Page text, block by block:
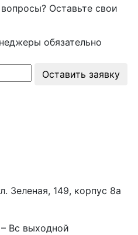
Оставьте свои
обязательно
Оставить заявку
Зеленая, 149, корпус 8а
Вс выходной